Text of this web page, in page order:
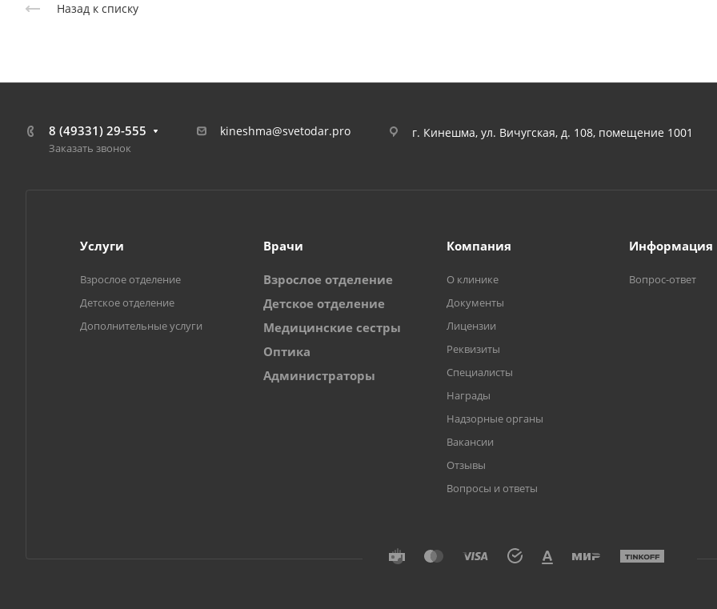
Назад к списку
8 (49331) 29-555
Заказать звонок
kineshma@svetodar.pro г. Кинешма, ул. Вичугская, д. 108, помещение 1001
Услуги
Взрослое отделение
Детское отделение
Дополнительные услуги
Врачи
Взрослое отделение
Детское отделение
Медицинские сестры
Оптика
Администраторы
Компания
О клинике
Документы
Лицензии
Реквизиты
Специалисты
Награды
Надзорные органы
Вакансии
Отзывы
Вопросы и ответы
Информация
Вопрос-ответ